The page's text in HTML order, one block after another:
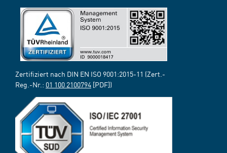
Zertifiziert nach DIN EN ISO 9001:2015-11 (Zert.-
Reg.-Nr.: 01 100 2100794 [PDF])